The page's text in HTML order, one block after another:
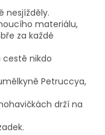
nesjížděly.
materiálu,
za každé
cestě nikdo
Petruccya,
drží na